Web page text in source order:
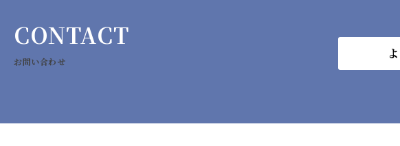
CONTACT
お問い合わせ